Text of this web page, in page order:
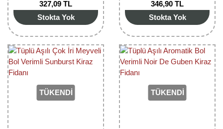
327,09 TL
Stokta Yok
346,90 TL
Stokta Yok
TÜKENDİ TÜKENDİ
Bektaşi Üzümü Fidanı
Böğürtlen Fidanı
Ceviz Fidanı
Dut Fidanı
Elma Fidanı
Nostaljik Güller
Peyzaj Gülleri
Sarmaşık(Çardak) Gül Fidanları
Ters Lale Soğanı
Yılbaşı Gülü Çiçeği
Zambak Soğanı